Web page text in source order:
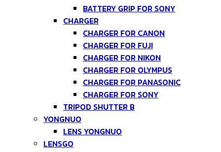
BATTERY GRIP FOR SONY
CHARGER
CHARGER FOR CANON
CHARGER FOR FUJI
CHARGER FOR NIKON
CHARGER FOR OLYMPUS
CHARGER FOR PANASONIC
CHARGER FOR SONY
TRIPOD SHUTTER B
YONGNUO
LENS YONGNUO
LENSGO